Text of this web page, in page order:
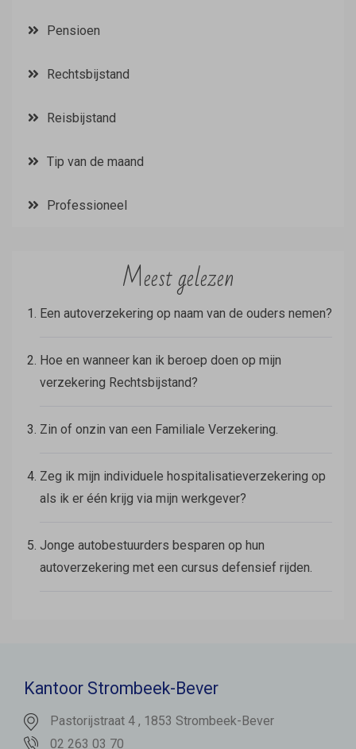
Pensioen
Rechtsbijstand
Reisbijstand
Tip van de maand
Professioneel
Meest gelezen
Een autoverzekering op naam van de ouders nemen?
Hoe en wanneer kan ik beroep doen op mijn
verzekering Rechtsbijstand?
Zin of onzin van een Familiale Verzekering.
Zeg ik mijn individuele hospitalisatieverzekering op
als ik er één krijg via mijn werkgever?
Jonge autobestuurders besparen op hun
autoverzekering met een cursus defensief rijden.
Kantoor Strombeek-Bever
Pastorijstraat 4 , 1853 Strombeek-Bever
02 263 03 70